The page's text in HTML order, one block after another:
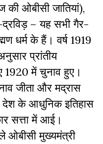
की ओबीसी जातियां),
द्रविड़ – यह सभी गैर-
धर्म के हैं। वर्ष 1919
प्रांतीय
1920 में चुनाव हुए।
जीता और मद्रास
देश के आधुनिक इतिहास
सत्ता में आई।
ओबीसी मुख्यमंत्री